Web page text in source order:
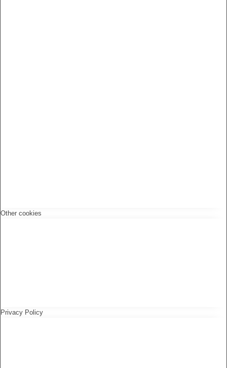
Other cookies
Privacy Policy